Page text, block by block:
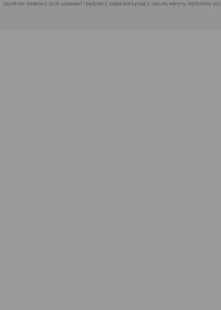
Jeżeli nie zmienisz tych ustawień i będziesz nadal korzystał z naszej witryny, będziemy